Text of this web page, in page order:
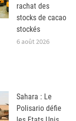
rachat des
stocks de cacao
stockés
6 août 2026
Sahara : Le
Polisario défie